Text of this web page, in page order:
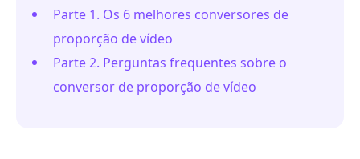
Parte 1. Os 6 melhores conversores de
proporção de vídeo
Parte 2. Perguntas frequentes sobre o
conversor de proporção de vídeo